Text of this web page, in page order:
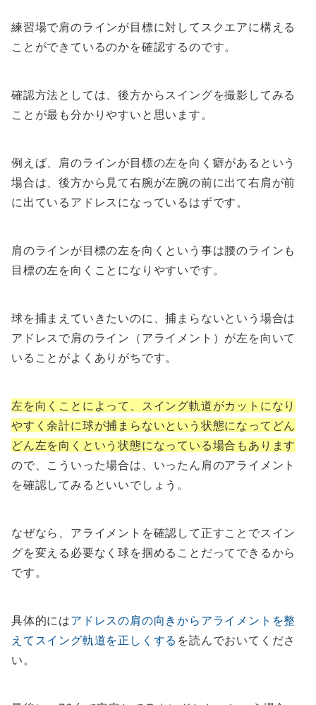
練習場で肩のラインが目標に対してスクエアに構える
ことができているのかを確認するのです。
確認方法としては、後方からスイングを撮影してみる
ことが最も分かりやすいと思います。
例えば、肩のラインが目標の左を向く癖があるという
場合は、後方から見て右腕が左腕の前に出て右肩が前
に出ているアドレスになっているはずです。
肩のラインが目標の左を向くという事は腰のラインも
目標の左を向くことになりやすいです。
球を捕まえていきたいのに、捕まらないという場合は
アドレスで肩のライン（アライメント）が左を向いて
いることがよくありがちです。
左を向くことによって、スイング軌道がカットになり
やすく余計に球が捕まらないという状態になってどん
どん左を向くという状態になっている場合もあります
ので、こういった場合は、いったん肩のアライメント
を確認してみるといいでしょう。
なぜなら、アライメントを確認して正すことでスイン
グを変える必要なく球を掴めることだってできるから
です。
具体的にはアドレスの肩の向きからアライメントを整
えてスイング軌道を正しくする を読んでおいてくださ
い。